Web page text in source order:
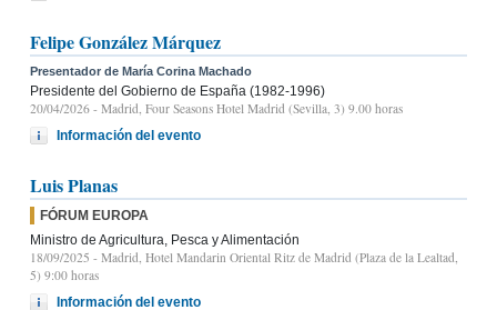
Felipe González Márquez
Presentador de María Corina Machado
Presidente del Gobierno de España (1982-1996)
20/04/2026 - Madrid, Four Seasons Hotel Madrid (Sevilla, 3) 9.00 horas
Información del evento
Luis Planas
FÓRUM EUROPA
Ministro de Agricultura, Pesca y Alimentación
18/09/2025 - Madrid, Hotel Mandarin Oriental Ritz de Madrid (Plaza de la Lealtad,
5) 9:00 horas
Información del evento